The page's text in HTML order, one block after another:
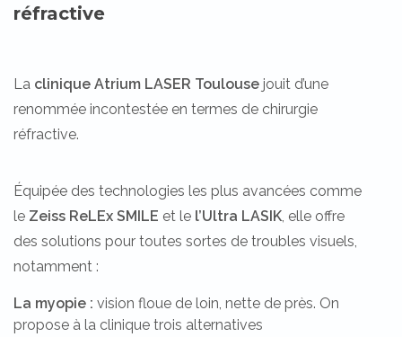
réfractive
La clinique Atrium LASER Toulouse jouit d’une
renommée incontestée en termes de chirurgie
réfractive.
Équipée des technologies les plus avancées comme
le Zeiss ReLEx SMILE et le l’Ultra LASIK, elle offre
des solutions pour toutes sortes de troubles visuels,
notamment :
La myopie : vision floue de loin, nette de près. On
propose à la clinique trois alternatives